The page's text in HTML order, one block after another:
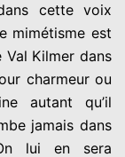
cette voix
mimétisme est
Kilmer dans
charmeur ou
autant qu’il
jamais dans
lui en sera